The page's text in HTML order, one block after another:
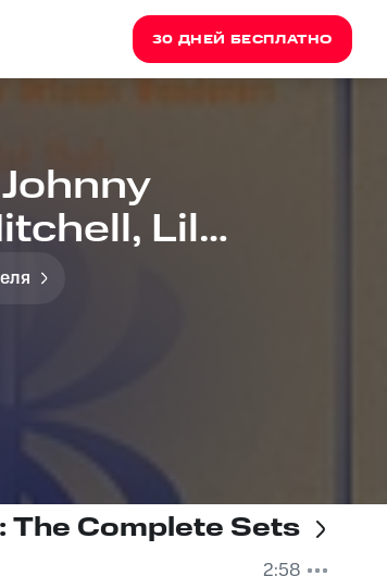
30 ДНЕЙ БЕСПЛАТНО
Lil
Dog
The Complete Sets
2:58